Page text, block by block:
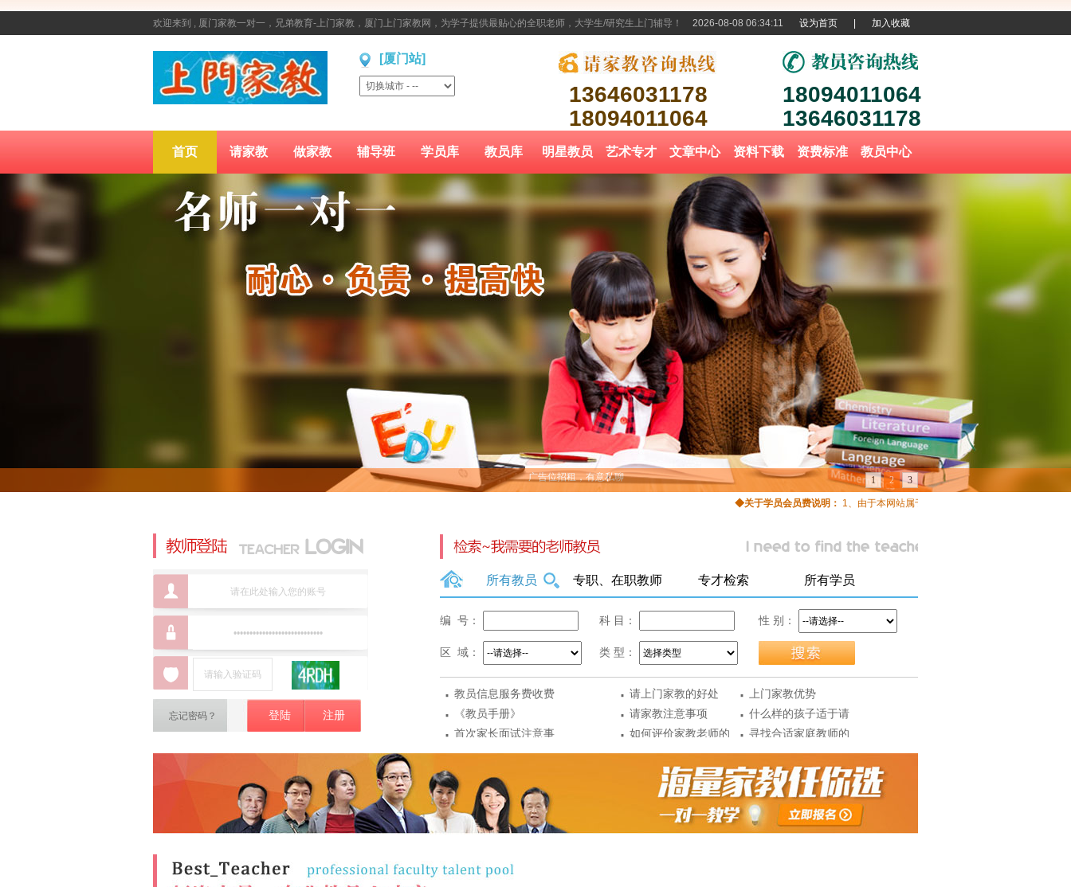
欢迎来到 , 厦门家教一对一，兄弟教育-上门家教，厦门上门家教网，为学子提供最贴心的全职老师，大学生/研究生上门辅导！ 加入收藏
设为首页
2026-08-08 06:34:11
[厦门站]
13646031178
18094011064
18094011064
13646031178
首页 请家教 做家教 辅导班 学员库 教员库 明星教员 艺术专才 文章中心 资料下载 资费标准 教员中心
广告位招租，有意私聊 1 2 3
◆关于学员会员费说明：1、由于本网站属于完全免费公益网站，因此不存在学员
忘记密码？ 登陆 注册
所有教员 专职、在职教师 专才检索 所有学员
编 号： 科 目： 性 别：
区 域： 类 型：
· 教员信息服务费收费
标准
· 《教员手册》
· 首次家长面试注意事
项
· 教员敏感信息保护严
密
· 教员第一次去学生家
注意事...
· 教员认证注意事项
· 请上门家教的好处 · 上门家教优势
· 请家教注意事项 · 什么样的孩子适于请
家教?
· 如何评价家教老师的
辅导效...
· 寻找合适家庭教师的
几大原...
· 请家教前应做以下几
点准备
· 聘用教师和大学生的
优缺点
请家教有哪些好处?